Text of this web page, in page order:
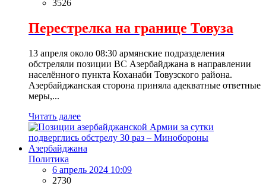
3526
Перестрелка на границе Товуза
13 апреля около 08:30 армянские подразделения
обстреляли позиции ВС Азербайджана в направлении
населённого пункта Коханаби Товузского района.
Азербайджанская сторона приняла адекватные ответные
меры,...
Читать далее
Политика
6 апрель 2024 10:09
2730